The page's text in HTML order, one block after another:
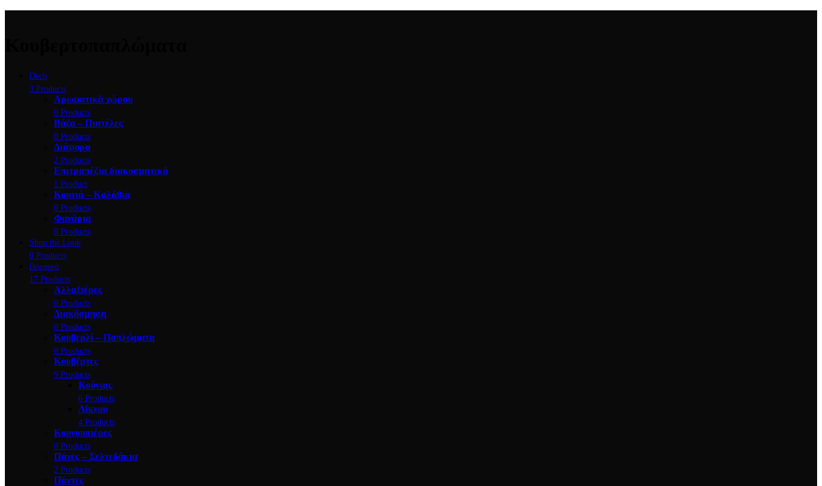
Deco
3 Products
Αρωματικά χώρου
0 Products
Βάζα – Πιατέλες
0 Products
Διάφορα
2 Products
Επιτραπέζια διακοσμητικά
1 Product
Κουτιά – Καλάθια
0 Products
Φανάρια
0 Products
Shop the Look
0 Products
Βρεφικά
17 Products
Αλλαξιέρες
0 Products
Διακόσμηση
0 Products
Κουβερλί – Παπλώματα
0 Products
Κουβέρτες
9 Products
Κούνιας
6 Products
Λίκνου
4 Products
Κουνουπιέρες
0 Products
Πάνες – Σελτεδάκια
2 Products
Πάντες